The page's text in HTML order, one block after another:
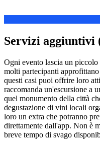
Servizi aggiuntivi
Ogni evento lascia un
molti partecipanti
questi casi puoi offrire loro
raccomanda un'escursione a
quel monumento della città
degustazione di vini locali
loro un extra che potranno
direttamente dall'app. Non è
breve tempo di svago